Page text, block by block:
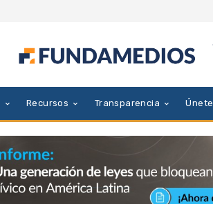
Recursos Transparencia Únete